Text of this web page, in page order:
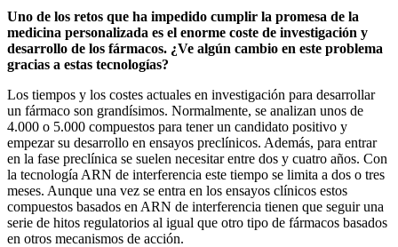
Uno de los retos que ha impedido cumplir la promesa de la
medicina personalizada es el enorme coste de investigación y
desarrollo de los fármacos. ¿Ve algún cambio en este problema
gracias a estas tecnologías?
Los tiempos y los costes actuales en investigación para desarrollar
un fármaco son grandísimos. Normalmente, se analizan unos de
4.000 o 5.000 compuestos para tener un candidato positivo y
empezar su desarrollo en ensayos preclínicos. Además, para entrar
en la fase preclínica se suelen necesitar entre dos y cuatro años. Con
la tecnología ARN de interferencia este tiempo se limita a dos o tres
meses. Aunque una vez se entra en los ensayos clínicos estos
compuestos basados en ARN de interferencia tienen que seguir una
serie de hitos regulatorios al igual que otro tipo de fármacos basados
en otros mecanismos de acción.